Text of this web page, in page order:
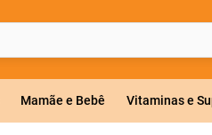
Mamãe e Bebê Vitaminas e